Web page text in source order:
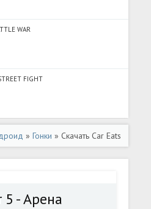
WAR
FIGHT
»Гонки » Скачать Car Eats
все) на Андроид
5 - Арена